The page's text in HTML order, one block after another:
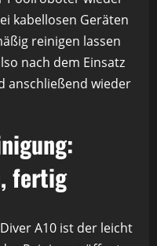
kabellosen Geräten
reinigen lassen
nach dem Einsatz
anschließend wieder
fertig
A10 ist der leicht